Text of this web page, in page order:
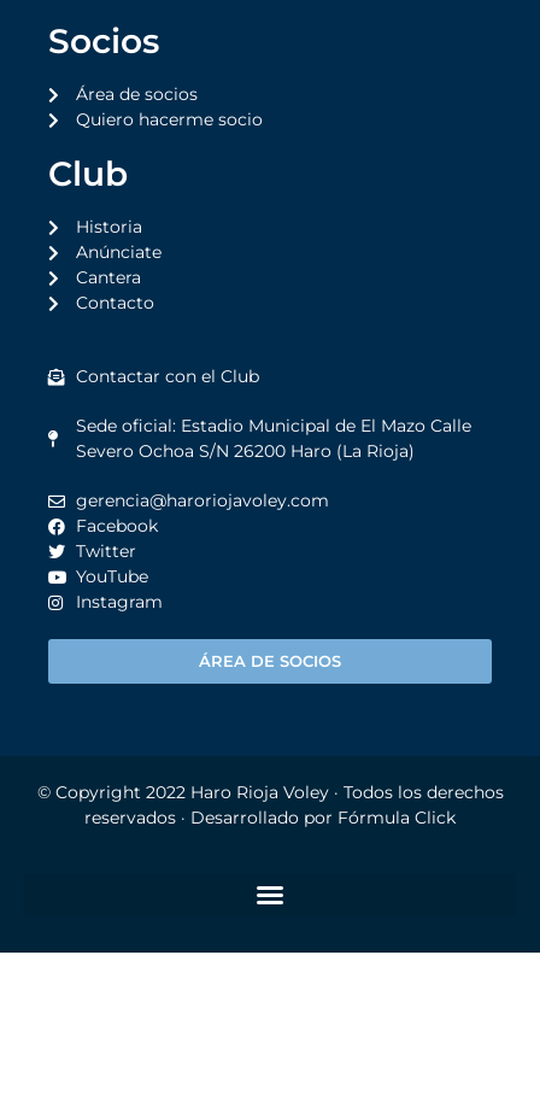
Socios
Área de socios
Quiero hacerme socio
Club
Historia
Anúnciate
Cantera
Contacto
Contactar con el Club
Sede oficial: Estadio Municipal de El Mazo Calle
Severo Ochoa S/N 26200 Haro (La Rioja)
gerencia@haroriojavoley.com
Facebook
Twitter
YouTube
Instagram
ÁREA DE SOCIOS
© Copyright 2022 Haro Rioja Voley· Todos los derechos
reservados · Desarrollado por Fórmula Click